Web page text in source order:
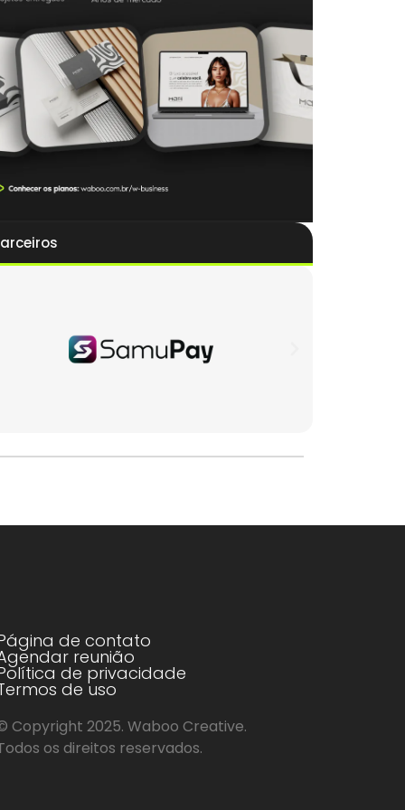
de contato
reunião
de privacidade
de uso
Copyright 2025. Waboo Creative.
os direitos reservados.